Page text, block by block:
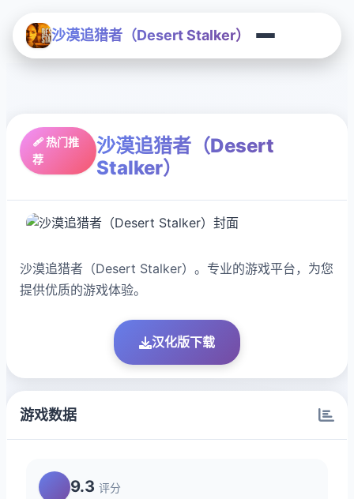
沙漠追猎者（Desert Stalker）
🩹 热门推
荐
沙漠追猎者（Desert
Stalker）
沙漠追猎者（Desert Stalker）。专业的游戏平台，为您
提供优质的游戏体验。
汉化版下载
游戏数据
9.3 评分